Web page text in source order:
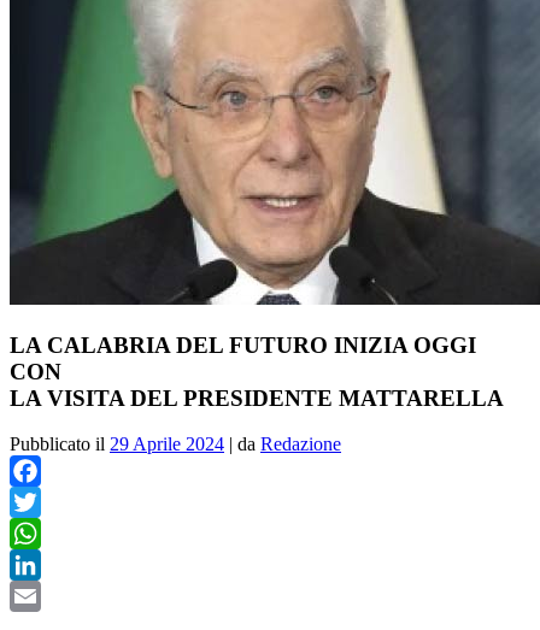
LA CALABRIA DEL FUTURO INIZIA OGGI
CON
LA VISITA DEL PRESIDENTE MATTARELLA
Pubblicato il 29 Aprile 2024 | da Redazione
Facebook
Twitter
WhatsApp
LinkedIn